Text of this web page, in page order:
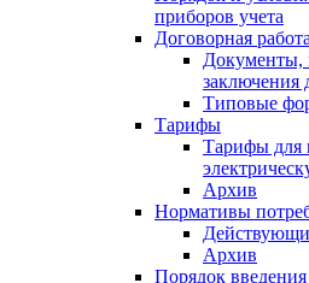
приборов учета
Договорная
Документы,
заключения
Типовые
Тарифы
Тарифы для
Архив
Нормативы
Архив
Порядок